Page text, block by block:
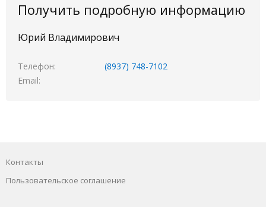
Получить подробную информацию
Юрий Владимирович
Телефон
(8937) 748-7102
Email
Контакты
Пользовательское соглашение